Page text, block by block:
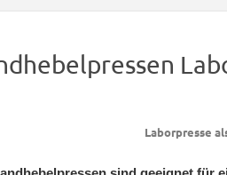
Laborpresse